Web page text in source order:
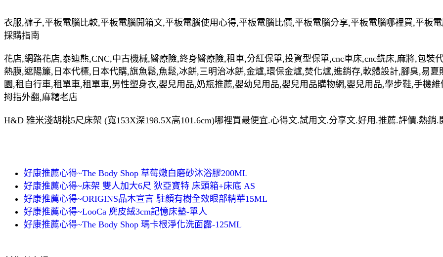
衣服,褲子,平板電腦比較,平板電腦開箱文,平板電腦使用心得,平板電腦比價,平板電腦分享,平板電腦哪裡買,平板
採購指南
花店,網路花店,泰迪熊,CNC,中古機械,醫療險,終身醫療險,租車,分紅保單,投資型保單,cnc車床,cnc銑床,麻將,包
熱膜,遮陽簾,日本代標,日本代購,旗魚鬆,魚鬆,冰餅,三明治冰餅,金爐,環保金爐,焚化爐,進銷存,軟體設計,腳臭,易
園,租自行車,租單車,租單車,男性塑身衣,嬰兒用品,奶瓶推薦,嬰幼兒用品,嬰兒用品購物網,嬰兒用品,學步鞋,手機
拇指外翻,麻糬老店
H&D 雅米淺胡桃5尺床架 (寬153X深198.5X高101.6cm)哪裡買最便宜.心得文.試用文.分享文.好用.推薦.評價.熱銷
好康推薦心得~The Body Shop 草莓嫩白磨砂沐浴膠200ML
好康推薦心得~床架 雙人加大6尺 狄亞寶特 床頭箱+床底 AS
好康推薦心得~ORIGINS品木宣言 駐顏有樹全效眼部精華15ML
好康推薦心得~LooCa 麂皮絨3cm記憶床墊-單人
好康推薦心得~The Body Shop 瑪卡根淨化洗面露-125ML